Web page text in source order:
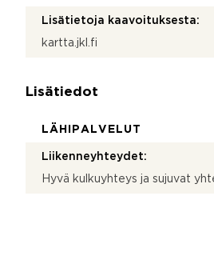
Lisätietoja kaavoituksesta:
kartta.jkl.fi
Lisätiedot
LÄHIPALVELUT
Liikenneyhteydet:
Hyvä kulkuyhteys ja sujuvat